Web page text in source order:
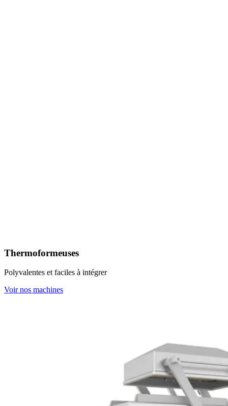
Thermoformeuses
Polyvalentes et faciles à intégrer
Voir nos machines